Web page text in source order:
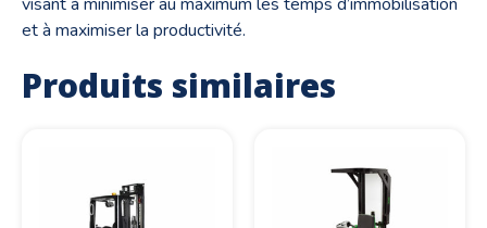
et à maximiser la productivité.
Produits similaires